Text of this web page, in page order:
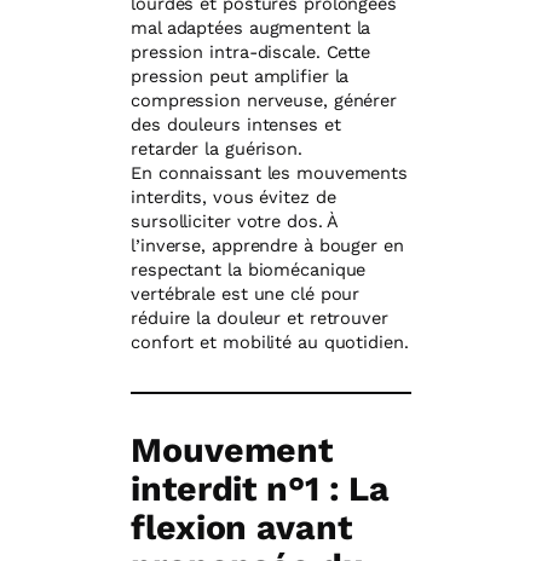
lourdes et postures prolongées
mal adaptées augmentent la
pression intra-discale. Cette
pression peut amplifier la
compression nerveuse, générer
des douleurs intenses et
retarder la guérison.
En connaissant les mouvements
interdits, vous évitez de
sursolliciter votre dos. À
l’inverse, apprendre à bouger en
respectant la biomécanique
vertébrale est une clé pour
réduire la douleur et retrouver
confort et mobilité au quotidien.
Mouvement
interdit n°1 : La
flexion avant